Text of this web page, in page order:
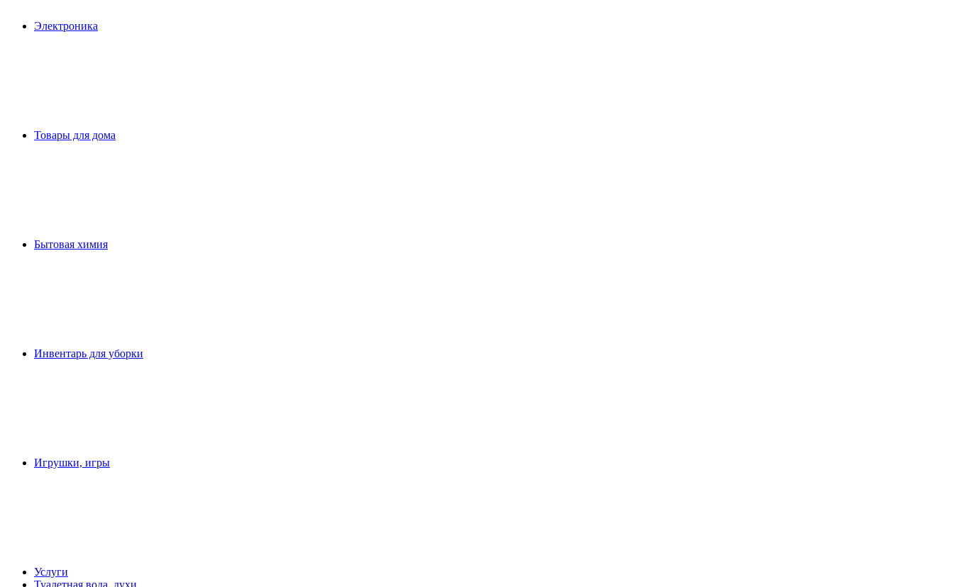
Электроника
Товары для дома
Бытовая химия
Инвентарь для уборки
Игрушки, игры
Услуги
Туалетная вода, духи